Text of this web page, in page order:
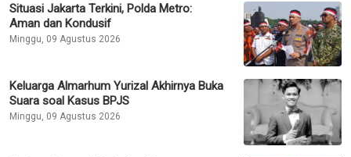
Situasi Jakarta Terkini, Polda Metro:
Aman dan Kondusif
Minggu, 09 Agustus 2026
Keluarga Almarhum Yurizal Akhirnya Buka
Suara soal Kasus BPJS
Minggu, 09 Agustus 2026